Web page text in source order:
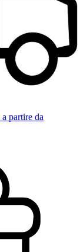
a partire da